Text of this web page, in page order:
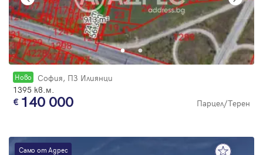
Новo
София, ПЗ Илиянци
1395 кв.м.
140 000 Парцел/Терен
Само от Адрес